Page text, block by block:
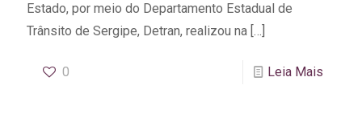
Estado, por meio do Departamento Estadual de
Trânsito de Sergipe, Detran, realizou na […]
0 Leia Mais